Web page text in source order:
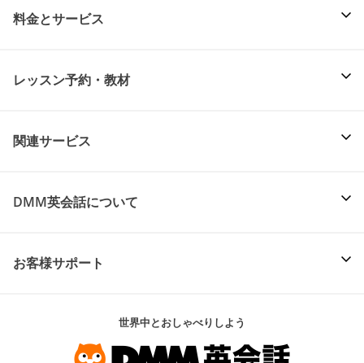
料金とサービス
レッスン予約・教材
関連サービス
DMM英会話について
お客様サポート
世界中とおしゃべりしよう